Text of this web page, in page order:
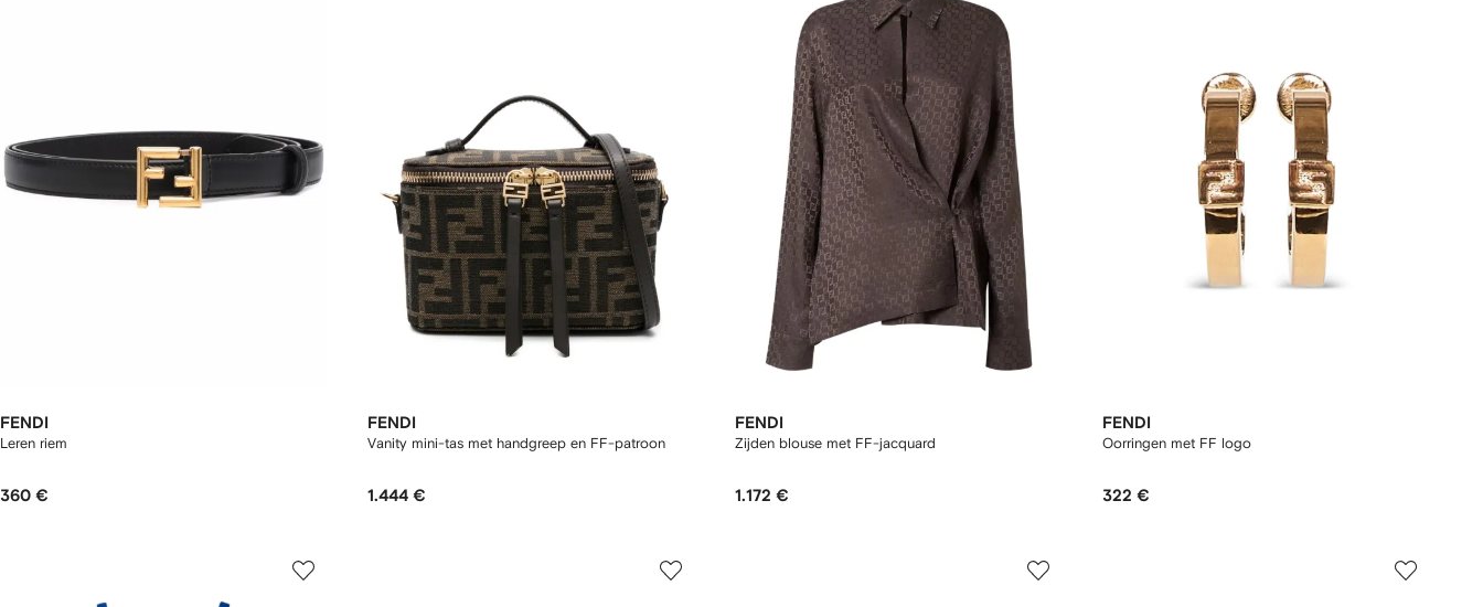
FENDI
Leren riem
360 €
FENDI
Vanity mini-tas met handgreep en FF-patroon
1.444 €
FENDI
Zijden blouse met FF-jacquard
1.172 €
FENDI
Oorringen met FF logo
322 €